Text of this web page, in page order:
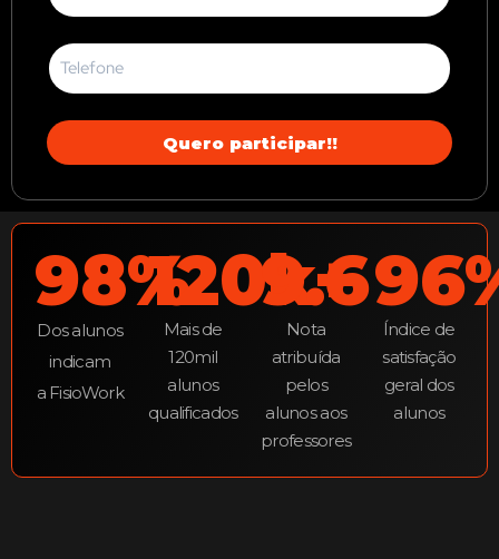
Quero participar!!
98%
Dos alunos
indicam
a FisioWork
120k+
Mais de
120mil
alunos
qualificados
9.6
Nota
atribuída
pelos
alunos aos
professores
Índice de
satisfação
geral dos
alunos